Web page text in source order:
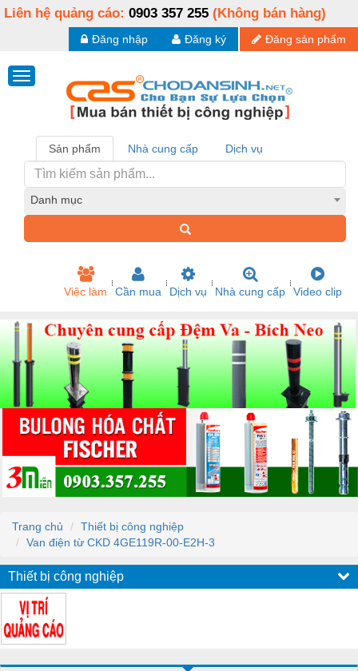
Liên hệ quảng cáo: 0903 357 255 (Không bán hàng)
Đăng sản phẩm
Đăng ký
Đăng nhập
Sản phẩm Nhà cung cấp Dịch vụ
Danh mục
Việc làm Cần mua Dịch vụ Nhà cung cấp Video clip
Trang chủ
Thiết bị công nghiệp
Van điện từ CKD 4GE119R-00-E2H-3
Thiết bị công nghiệp